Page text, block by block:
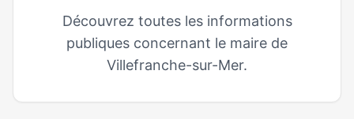
Découvrez toutes les informations
publiques concernant le maire de
Villefranche-sur-Mer.